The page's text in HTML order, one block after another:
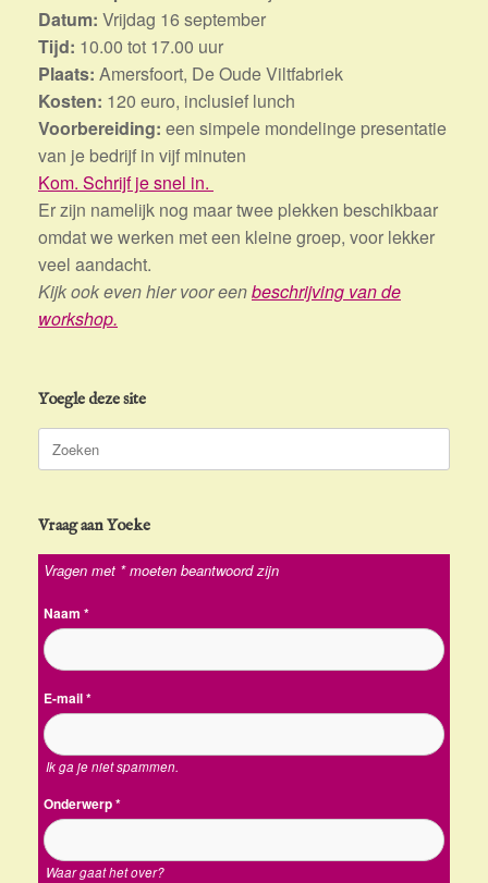
Datum: Vrijdag 16 september
Tijd: 10.00 tot 17.00 uur
Plaats: Amersfoort, De Oude Viltfabriek
Kosten: 120 euro, inclusief lunch
Voorbereiding: een simpele mondelinge presentatie
van je bedrijf in vijf minuten
Kom. Schrijf je snel in.
Er zijn namelijk nog maar twee plekken beschikbaar
omdat we werken met een kleine groep, voor lekker
veel aandacht.
Kijk ook even hier voor eenbeschrijving van de
workshop.
Yoegle deze site
Zoeken
naar:
Vraag aan Yoeke
Vragen met * moeten beantwoord zijn
Naam *
E-mail*
Ik ga je niet spammen.
Onderwerp*
Waar gaat het over?